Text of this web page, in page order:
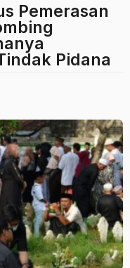
Pemerasan
Pidana